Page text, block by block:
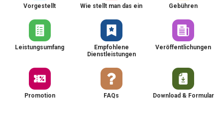
Vorgestellt Wie stellt man das ein Gebühren
Leistungsumfang
Empfohlene
Dienstleistungen
Veröffentlichungen
Promotion FAQs Download & Formular